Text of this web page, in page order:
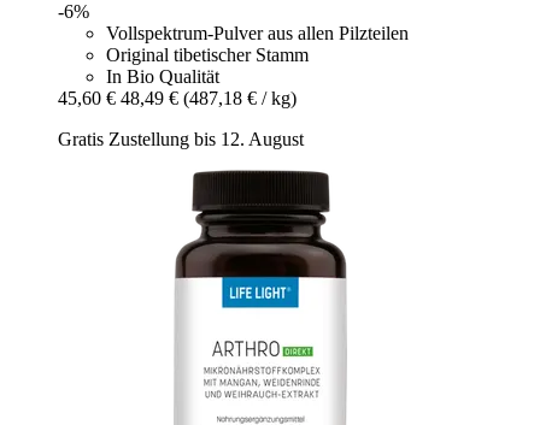
-6%
Vollspektrum-Pulver aus allen Pilzteilen
Original tibetischer Stamm
In Bio Qualität
45,60 € 48,49 € (487,18 € / kg)
Gratis Zustellung bis 12. August